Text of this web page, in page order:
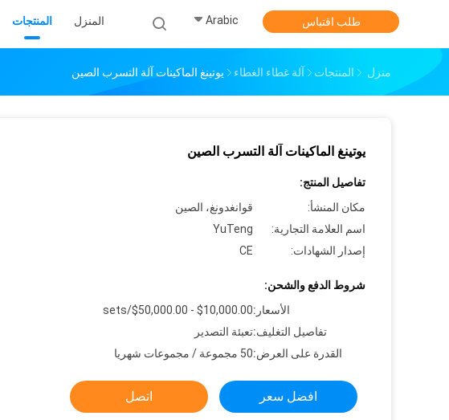
المنزل المنتجات Arabic طلب اقتباس
منزل المنتجات آلة غطاء الغطاء يوتينغ الماكينات آلة التسرب الصين
يوتينغ الماكينات آلة التسرب الصين
تفاصيل المنتج:
مكان المنشأ:
قوانغدونغ، الصين
اسم العلامة التجارية:
YuTeng
إصدار الشهادات:
CE
شروط الدفع والشحن:
الأسعار:$10,000.00 - $50,000.00/sets
تفاصيل التغليف:تعبئة التصدير
القدرة على العرض:50 مجموعة / مجموعات شهريا
افضل سعر اتصل